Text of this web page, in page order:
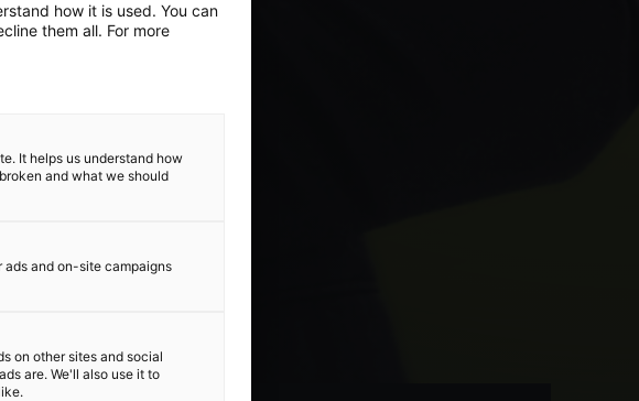
how it is used. You can
them all. For more
It helps us understand how
and what we should
ads and on-site campaigns
on other sites and social
are. We'll also use it to